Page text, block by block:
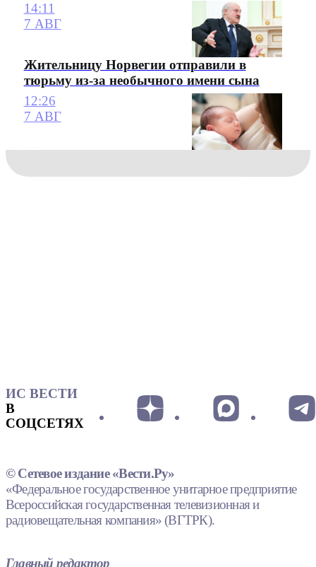
14:11
7 АВГ
Жительницу Норвегии отправили в
тюрьму из-за необычного имени сына
12:26
7 АВГ
ИС ВЕСТИ
В
СОЦСЕТЯХ
© Сетевое издание «Вести.Ру»
«Федеральное государственное унитарное предприятие
Всероссийская государственная телевизионная и
радиовещательная компания» (ВГТРК).
Главный редактор